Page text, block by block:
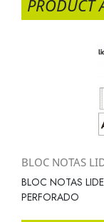
PRODUCT
BLOC NOTAS
BLOC NOTAS
PERFORADO